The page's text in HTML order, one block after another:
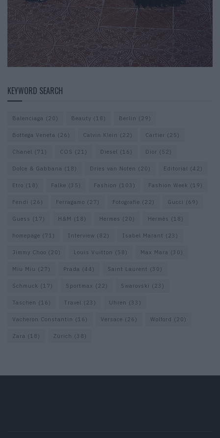
KEYWORD SEARCH
Balenciaga (20) Beauty (18) Berlin (29)
Bottega Veneta (26) Calvin Klein (22) Cartier (25)
Chanel (71) COS (21) Diesel (16) Dior (52)
Dolce & Gabbana (18) Dries van Noten (20) Editorial (42)
Etro (18) Falke (35) Fashion (103) Fashion Week (19)
Fendi (26) Ferragamo (27) Fotografie (22) Gucci (69)
Guess (17) H&M (18) Hermes (20) Hermès (18)
homepage (71) Interview (82) Isabel Marant (23)
Jimmy Choo (20) Louis Vuitton (58) Max Mara (30)
Miu Miu (27) Prada (44) Saint Laurent (30)
Schmuck (17) Sportmax (22) Swarovski (23)
Taschen (16) Travel (23) Uhren (33)
Vacheron Constantin (16) Versace (26) Wolford (20)
Zara (18) Zürich (38)